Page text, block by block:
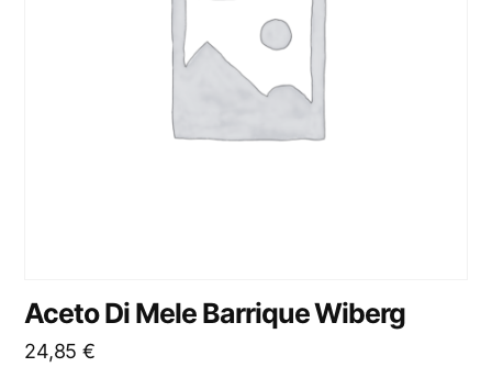
Aceto Di Mele Barrique Wiberg
24,85 €